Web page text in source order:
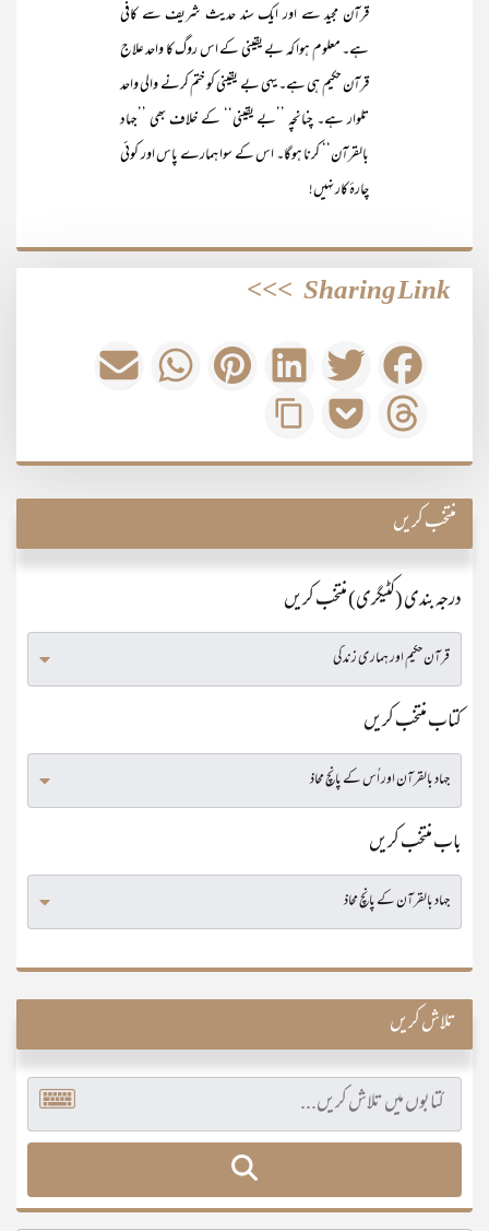
قرآن مجید سے اور ایک سند حدیث شریف سے کافی
ہے۔ معلوم ہوا کہ بے یقینی کے اس روگ کا واحد علاج
قرآن حکیم ہی ہے۔ یہی بے یقینی کو ختم کرنے والی واحد
تلوار ہے۔ چنانچہ ’’بے یقینی‘‘ کے خلاف بھی ’’جہاد
بالقرآن‘‘ کرنا ہوگا۔ اس کے سوا ہمارے پاس اور کوئی
چارۂ کار نہیں!
Sharing Link
>>>
منتخب کریں
درجہ بندی (کٹیگری) منتخب کریں
کتاب منتخب کریں
باب منتخب کریں
تلاش کریں